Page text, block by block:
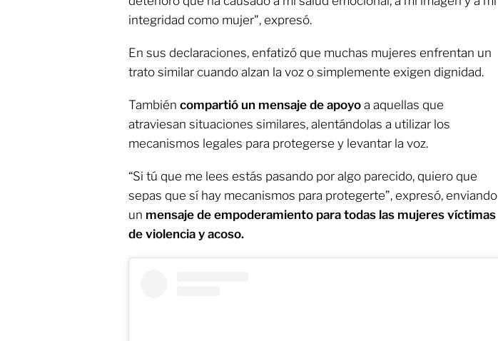
integridad como mujer", expresó.
En sus declaraciones, enfatizó que muchas mujeres enfrentan un
trato similar cuando alzan la voz o simplemente exigen dignidad.
También compartió un mensaje de apoyo a aquellas que
atraviesan situaciones similares, alentándolas a utilizar los
mecanismos legales para protegerse y levantar la voz.
“Si tú que me lees estás pasando por algo parecido, quiero que
sepas que sí hay mecanismos para protegerte”, expresó, enviando
un mensaje de empoderamiento para todas las mujeres víctimas
de violencia y acoso.